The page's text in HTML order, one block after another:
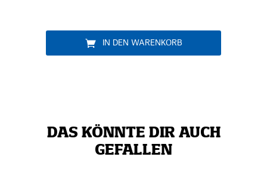
IN DEN WARENKORB
DAS KÖNNTE DIR AUCH
GEFALLEN